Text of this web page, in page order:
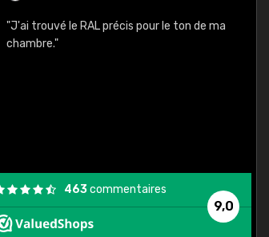
"J'ai trouvé le RAL précis pour le ton de ma
chambre."
9,0
463commentaires